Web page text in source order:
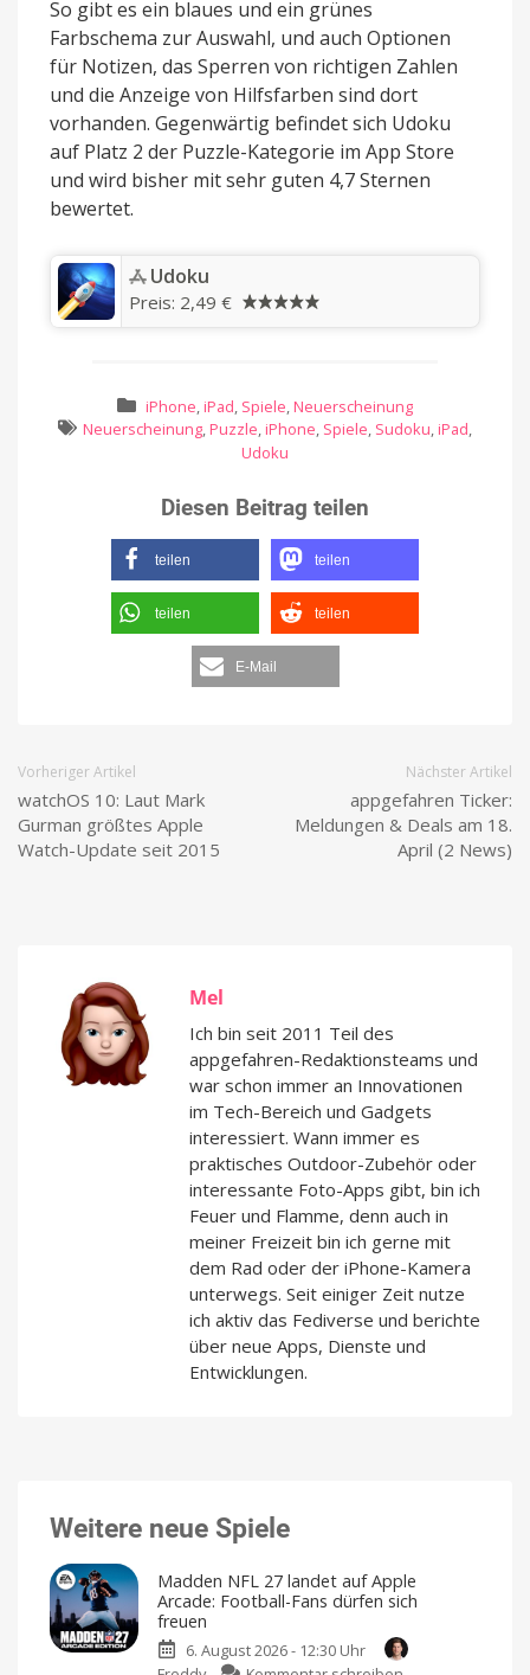
So gibt es ein blaues und ein grünes
Farbschema zur Auswahl, und auch Optionen
für Notizen, das Sperren von richtigen Zahlen
und die Anzeige von Hilfsfarben sind dort
vorhanden. Gegenwärtig befindet sich Udoku
auf Platz 2 der Puzzle-Kategorie im App Store
und wird bisher mit sehr guten 4,7 Sternen
bewertet.
‎Udoku
Preis: 2,49 €
iPhone, iPad, Spiele, Neuerscheinung
Neuerscheinung, Puzzle, iPhone, Spiele, Sudoku, iPad,
Udoku
Diesen Beitrag teilen
teilen teilen
teilen teilen
E-Mail
Vorheriger Artikel
watchOS 10: Laut Mark
Gurman größtes Apple
Watch-Update seit 2015
Nächster Artikel
appgefahren Ticker:
Meldungen & Deals am 18.
April (2 News)
Mel
Ich bin seit 2011 Teil des
appgefahren-Redaktionsteams und
war schon immer an Innovationen
im Tech-Bereich und Gadgets
interessiert. Wann immer es
praktisches Outdoor-Zubehör oder
interessante Foto-Apps gibt, bin ich
Feuer und Flamme, denn auch in
meiner Freizeit bin ich gerne mit
dem Rad oder der iPhone-Kamera
unterwegs. Seit einiger Zeit nutze
ich aktiv das Fediverse und berichte
über neue Apps, Dienste und
Entwicklungen.
Weitere neue Spiele
Madden NFL 27 landet auf Apple
Arcade: Football-Fans dürfen sich
freuen
6. August 2026 - 12:30 Uhr